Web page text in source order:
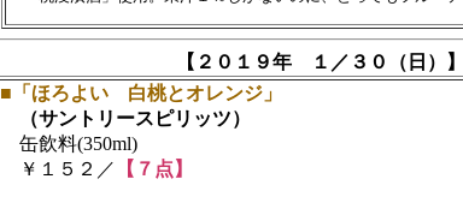
【２０１９年 １／３０（日）】
■「ほろよい 白桃とオレンジ」
（サントリースピリッツ）
缶飲料(350ml)
￥１５２／ 【７点】